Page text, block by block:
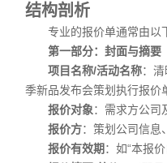
结构剖析
专业的报价单通常由以下
第一部分：封面与摘要
项目名称/活动名称：
季新品发布会策划执行报价
报价对象：需求方公司
报价方：策划公司信息
报价有效期 ：如“本报